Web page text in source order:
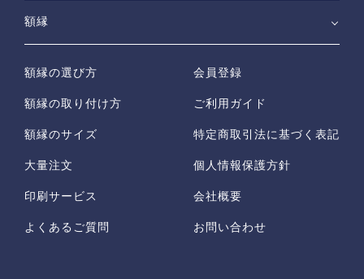
額縁
額縁の選び方
額縁の取り付け方
額縁のサイズ
大量注文
印刷サービス
よくあるご質問
会員登録
ご利用ガイド
特定商取引法に基づく表記
個人情報保護方針
会社概要
お問い合わせ